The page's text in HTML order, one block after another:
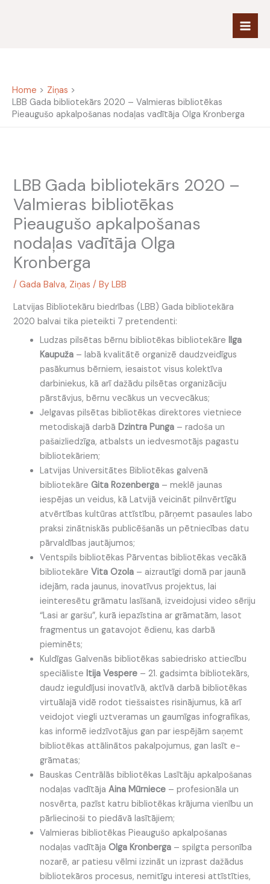
Home
Ziņas
LBB Gada bibliotekārs 2020 – Valmieras bibliotēkas
Pieaugušo apkalpošanas nodaļas vadītāja Olga Kronberga
LBB Gada bibliotekārs 2020 –
Valmieras bibliotēkas
Pieaugušo apkalpošanas
nodaļas vadītāja Olga
Kronberga
/Gada Balva, Ziņas / ByLBB
Latvijas Bibliotekāru biedrības (LBB) Gada bibliotekāra
2020 balvai tika pieteikti 7 pretendenti:
Ludzas pilsētas bērnu bibliotēkas bibliotekāreIlga
Kaupuža – labā kvalitātē organizē daudzveidīgus
pasākumus bērniem, iesaistot visus kolektīva
darbiniekus, kā arī dažādu pilsētas organizāciju
pārstāvjus, bērnu vecākus un vecvecākus;
Jelgavas pilsētas bibliotēkas direktores vietniece
metodiskajā darbāDzintra Punga – radoša un
pašaizliedzīga, atbalsts un iedvesmotājs pagastu
bibliotekāriem;
Latvijas Universitātes Bibliotēkas galvenā
bibliotekāre Gita Rozenberga – meklē jaunas
iespējas un veidus, kā Latvijā veicināt pilnvērtīgu
atvērtības kultūras attīstību, pārņemt pasaules labo
praksi zinātniskās publicēšanās un pētniecības datu
pārvaldības jautājumos;
Ventspils bibliotēkas Pārventas bibliotēkas vecākā
bibliotekāreVita Ozola – aizrautīgi domā par jaunā
idejām, rada jaunus, inovatīvus projektus, lai
ieinteresētu grāmatu lasīšanā, izveidojusi video sēriju
“Lasi ar garšu”, kurā iepazīstina ar grāmatām, lasot
fragmentus un gatavojot ēdienu, kas darbā
pieminēts;
Kuldīgas Galvenās bibliotēkas sabiedrisko attiecību
speciālisteItija Vespere – 21. gadsimta bibliotekārs,
daudz ieguldījusi inovatīvā, aktīvā darbā bibliotēkas
virtuālajā vidē rodot tiešsaistes risinājumus, kā arī
veidojot viegli uztveramas un gaumīgas infografikas,
kas informē iedzīvotājus gan par iespējām saņemt
bibliotēkas attālinātos pakalpojumus, gan lasīt e-
grāmatas;
Bauskas Centrālās bibliotēkas Lasītāju apkalpošanas
nodaļas vadītājaAina Mūrniece – profesionāla un
nosvērta, pazīst katru bibliotēkas krājuma vienību un
pārliecinoši to piedāvā lasītājiem;
Valmieras bibliotēkas Pieaugušo apkalpošanas
nodaļas vadītāja Olga Kronberga – spilgta personība
nozarē, ar patiesu vēlmi izzināt un izprast dažādus
bibliotekāros procesus, nemitīgu interesi attīstīties,